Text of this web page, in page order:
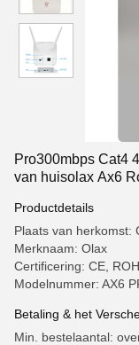
Pro300mbps Cat4
van huisolax Ax6
Productdetails
Plaats van herkomst:
Merknaam: Olax
Certificering: CE,
Modelnummer: AX6
Betaling & het
Min. bestelaantal: